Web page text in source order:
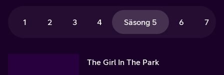
1 2 3 4 Säsong 5 6 7
The Girl In The Park